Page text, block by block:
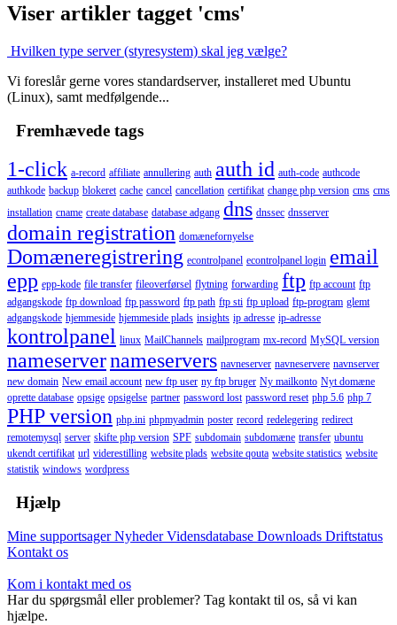
Viser artikler tagget 'cms'
Hvilken type server (styresystem) skal jeg vælge?
Vi foreslår gerne vores standardserver, installeret med Ubuntu
(Linux), samt medfølgende...
Fremhævede tags
1-click a-record affiliate annullering auth auth id auth-code authcode
authkode backup blokeret cache cancel cancellation certifikat change php version cms cms
installation cname create database database adgang dns dnssec dnsserver
domain registration domænefornyelse
Domæneregistrering econtrolpanel econtrolpanel login email
epp epp-kode file transfer fileoverførsel flytning forwarding ftp ftp account ftp
adgangskode ftp download ftp password ftp path ftp sti ftp upload ftp-program glemt
adgangskode hjemmeside hjemmeside plads insights ip adresse ip-adresse
kontrolpanel linux MailChannels mailprogram mx-record MySQL version
nameservernameservers navneserver navneservere navnserver
new domain New email account new ftp user ny ftp bruger Ny mailkonto Nyt domæne
oprette database opsige opsigelse partner password lost password reset php 5.6 php 7
PHP version php.ini phpmyadmin poster record redelegering redirect
remotemysql server skifte php version SPF subdomain subdomæne transfer ubuntu
ukendt certifikat url viderestilling website plads website qouta website statistics website
statistik windows wordpress
Hjælp
Mine supportsagerNyhederVidensdatabase Downloads Driftstatus
Kontakt os
Kom i kontakt med os
Har du spørgsmål eller problemer? Tag kontakt til os, så vi kan
hjælpe.